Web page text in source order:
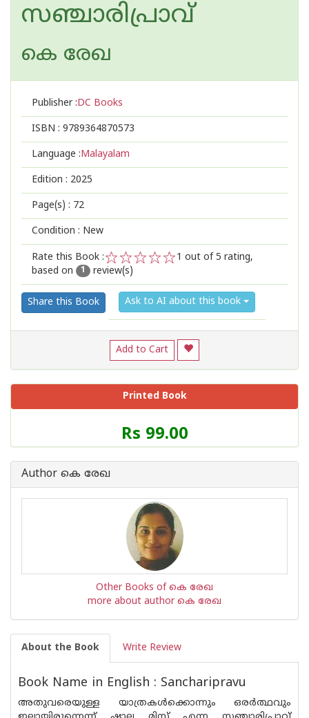
സഞ്ചാരിപ്രാവ്
കെ രേഖ
Publisher :DC Books
ISBN : 9789364870573
Language :Malayalam
Edition : 2025
Page(s) : 72
Condition : New
Rate this Book :
2
1
1 out of 5 rating,
based on
1 review(s)
Share this Book Ask to AI about this book
Add to Cart
Printed Book
Price
of
Rs 99.00
Author കെ രേഖ
Other Books of കെ രേഖ
more about author കെ രേഖ
About the Book Write Review
Book Name in English : Sancharipravu
അതുവരെയുള്ള യാത്രകൾക്കൊന്നും ഒരർത്ഥവും